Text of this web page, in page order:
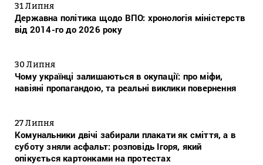
31 Липня
Державна політика щодо ВПО: хронологія міністерств
від 2014-го до 2026 року
30 Липня
Чому українці залишаються в окупації: про міфи,
навіяні пропагандою, та реальні виклики повернення
27 Липня
Комунальники двічі забирали плакати як сміття, а в
суботу зняли асфальт: розповідь Ігоря, який
опікується картонками на протестах